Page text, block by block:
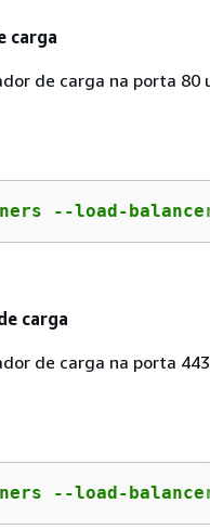
carga
de carga na porta 80
--load-
carga
de carga na porta
--load-